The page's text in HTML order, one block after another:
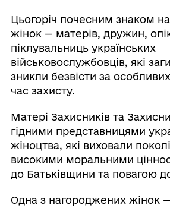
Цьогоріч почесним знаком
жінок — матерів, дружин,
піклувальниць українських
військовослужбовців, які
зникли безвісти за
час захисту.
Матері Захисників та
гідними представницями
жіноцтва, які виховали
високими моральними
до Батьківщини та повагою
Одна з нагороджених жінок